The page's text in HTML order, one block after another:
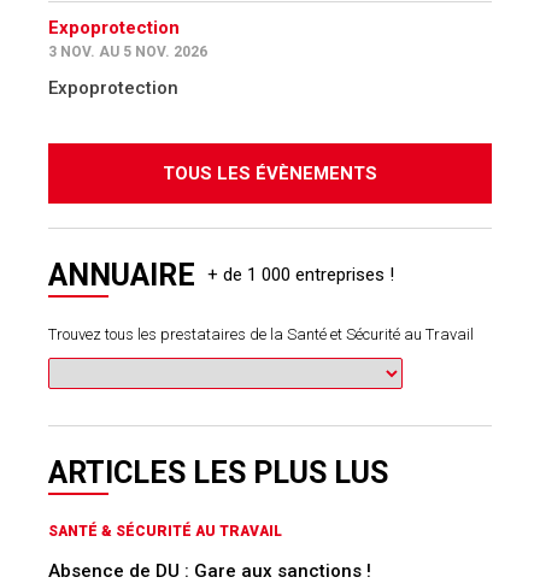
Expoprotection
3 NOV. AU 5 NOV. 2026
Expoprotection
TOUS LES ÉVÈNEMENTS
ANNUAIRE
Trouvez tous les prestataires de la Santé et Sécurité au Travail
ARTICLES LES PLUS LUS
SANTÉ & SÉCURITÉ AU TRAVAIL
Absence de DU : Gare aux sanctions !